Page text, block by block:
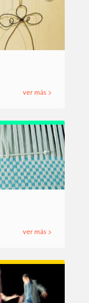
ver más >
ver más >